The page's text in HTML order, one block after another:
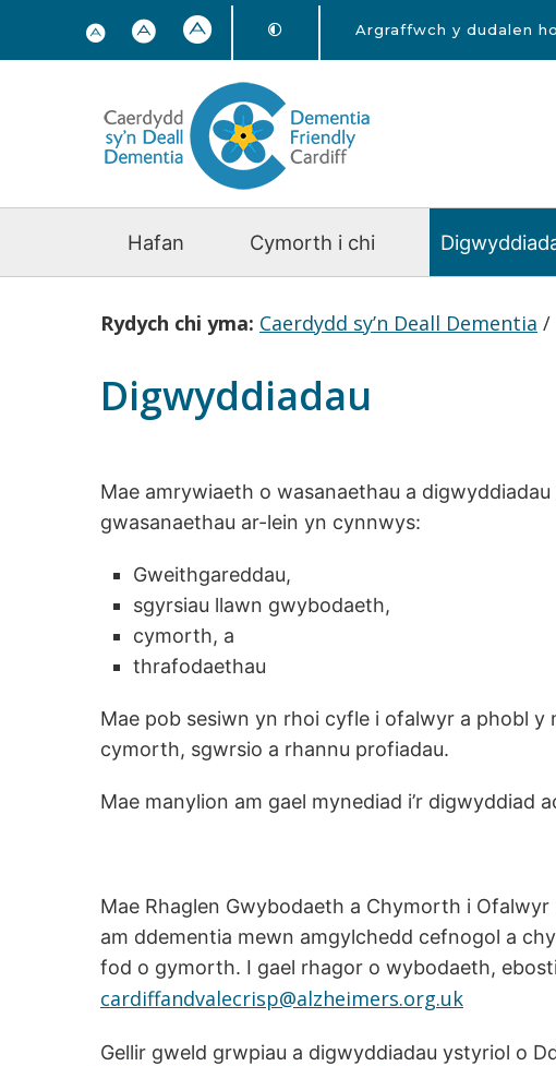
Argraffwch y dudalen
Hafan Cymorth i chi
Rydych chi yma: Caerdydd sy’n Deall Dementia /
Digwyddiadau
Mae amrywiaeth o wasanaethau a
gwasanaethau ar-lein yn cynnwys:
Gweithgareddau,
sgyrsiau llawn gwybodaeth,
cymorth, a
thrafodaethau
Mae pob sesiwn yn rhoi cyfle i ofalwyr a phobl
cymorth, sgwrsio a rhannu profiadau.
Mae manylion am gael mynediad i’r digwyddiad
Mae Rhaglen Gwybodaeth a Chymorth i
am ddementia mewn amgylchedd cefnogol a
fod o gymorth. I gael rhagor o wybodaeth,
cardiffandvalecrisp@alzheimers.org.uk
Gellir gweld grwpiau a digwyddiadau ystyriol o